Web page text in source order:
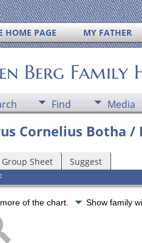
HOME PAGE MY FATHER
Berg Family
Find Media
Cornelius Botha /
Group Sheet Suggest
of the chart. Show family